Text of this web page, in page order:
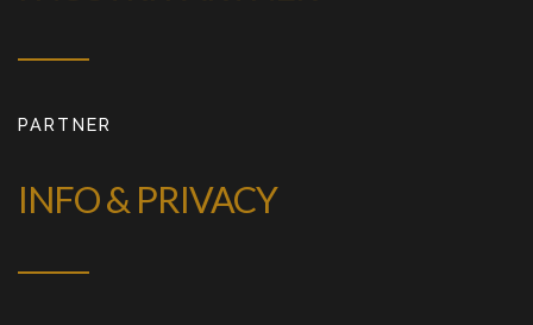
PARTNER
INFO & PRIVACY